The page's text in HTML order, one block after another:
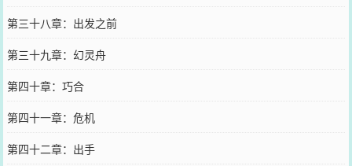
第三十八章：出发之前
第三十九章：幻灵舟
第四十章：巧合
第四十一章：危机
第四十二章：出手